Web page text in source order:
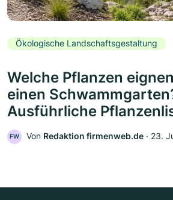
Ökologische Landschaftsgestaltung
Welche Pflanzen
einen
Ausführliche
FW Von Redaktion firmenweb.de ‧ 23.